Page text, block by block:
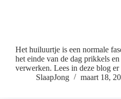
Het huiluurtje is een normale
het einde van de dag prikkels
verwerken. Lees in deze blog er
SlaapJong
maart 18,